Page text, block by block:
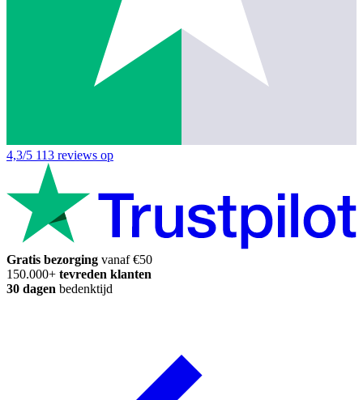
4,3/5 113 reviews op
Gratis bezorging vanaf €50
150.000+ tevreden klanten
30 dagen bedenktijd